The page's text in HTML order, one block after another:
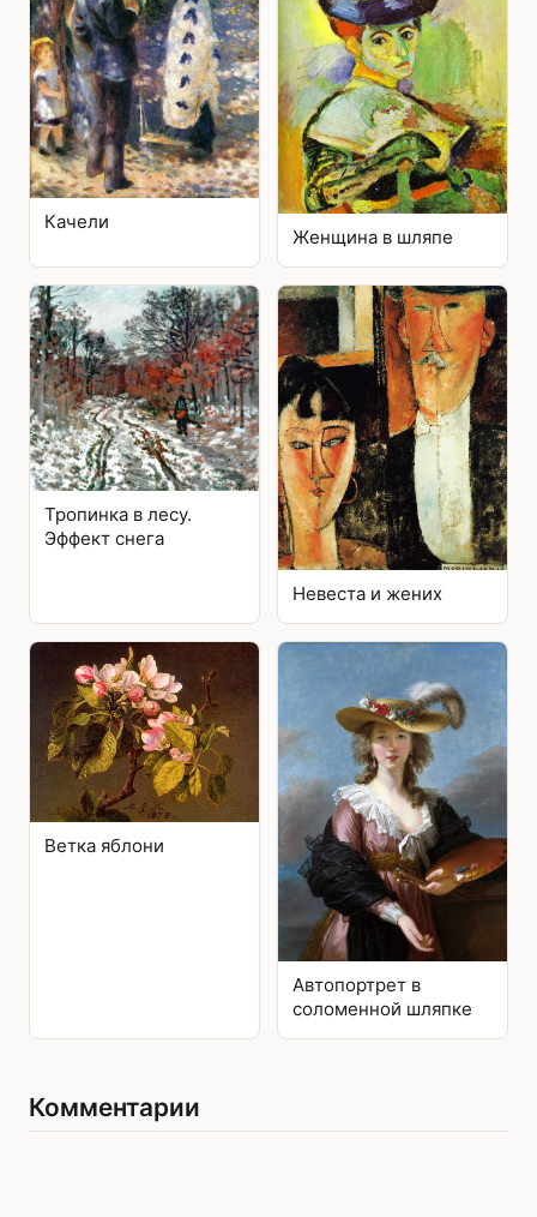
Качели
Женщина в шляпе
Тропинка в лесу.
Эффект снега
Невеста и жених
Ветка яблони
Автопортрет в
соломенной шляпке
Комментарии